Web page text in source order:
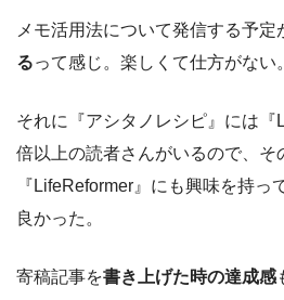
メモ活用法について発信する予定
るって感じ。楽しくて仕方がない。
それに『アシタノレシピ』には
倍以上の読者さんがいるので、そ
『LifeReformer』にも興味を持っ
良かった。
寄稿記事を書き上げた時の達成感